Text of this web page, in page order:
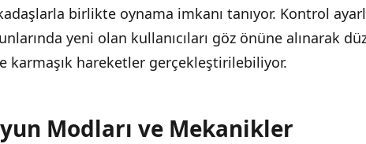
Pazar Uyum ve Erişilebilirlik
birlikte oynama imkanı tanıyor. Kontrol
yeni olan kullanıcıları göz önüne alınarak
karmaşık hareketler gerçekleştirilebiliyor.
Modları ve Mekanikler